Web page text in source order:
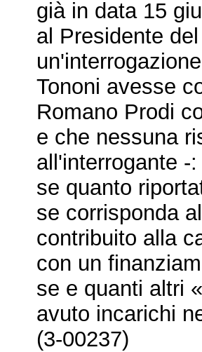
già in data 15
al Presidente
Tononi avesse
Romano Prodi
e che nessuna
all'interrogante -:
se quanto
se corrisponda
contribuito alla
con un
se e quanti altri
avuto incarichi
(3-00237)